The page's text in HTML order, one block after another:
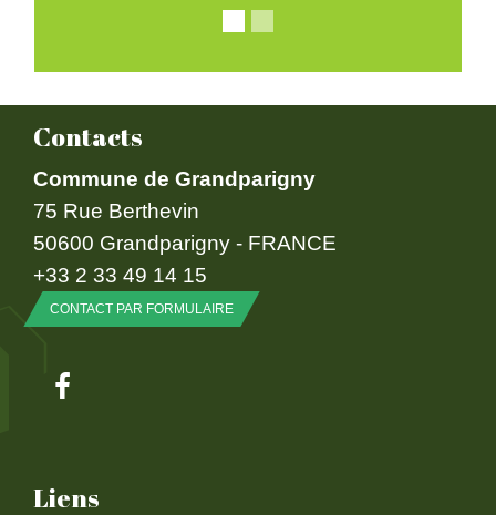
Contacts
Commune de Grandparigny
75 Rue Berthevin
50600 Grandparigny - FRANCE
+33 2 33 49 14 15
CONTACT PAR FORMULAIRE
Liens